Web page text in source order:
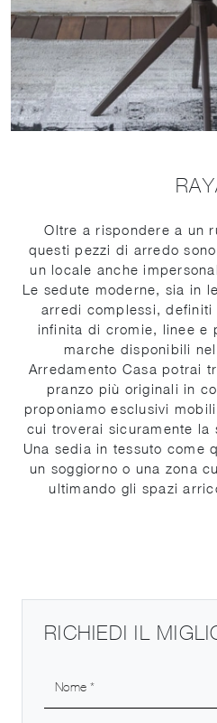
Oltre a rispondere a un
questi pezzi di arredo
un locale anche
Le sedute moderne, sia in
arredi complessi, definiti
infinita di cromie, linee e
marche disponibili
Arredamento Casa potrai
pranzo più originali in
proponiamo esclusivi
cui troverai sicuramente la
Una sedia in tessuto come
un soggiorno o una zona
ultimando gli spazi
RICHIEDI IL